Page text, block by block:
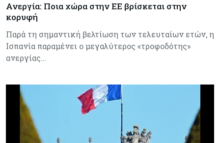
Ανεργία: Ποια χώρα στην ΕΕ βρίσκεται στην
κορυφή
Παρά τη σημαντική βελτίωση των τελευταίων ετών, η
Ισπανία παραμένει ο μεγαλύτερος «τροφοδότης»
ανεργίας…